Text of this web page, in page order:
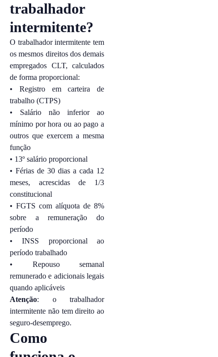
trabalhador
intermitente?
O trabalhador intermitente tem
os mesmos direitos dos demais
empregados CLT, calculados
de forma proporcional:
• Registro em carteira de
trabalho (CTPS)
• Salário não inferior ao
mínimo por hora ou ao pago a
outros que exercem a mesma
função
• 13º salário proporcional
• Férias de 30 dias a cada 12
meses, acrescidas de 1/3
constitucional
• FGTS com alíquota de 8%
sobre a remuneração do
período
• INSS proporcional ao
período trabalhado
• Repouso semanal
remunerado e adicionais legais
quando aplicáveis
Atenção: o trabalhador
intermitente não tem direito ao
seguro-desemprego.
Como